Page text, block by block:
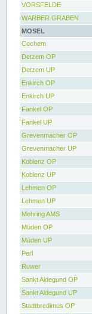
VORSFELDE
WARBER GRABEN
MOSEL
Cochem
Detzem OP
Detzem UP
Enkirch OP
Enkirch UP
Fankel OP
Fankel UP
Grevenmacher OP
Grevenmacher UP
Koblenz OP
Koblenz UP
Lehmen OP
Lehmen UP
Mehring AMS
Müden OP
Müden UP
Perl
Ruwer
Sankt Aldegund OP
Sankt Aldegund UP
Stadtbredimus OP